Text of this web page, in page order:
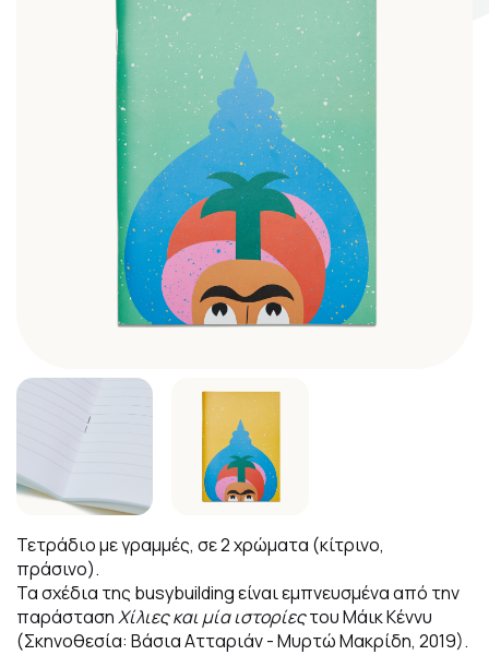
Σκηνογράφοι / Δημιουργοί
Κεντρικό Βιβλιοπωλείο
Πωλητήριο Rex
Πωλητήριο Επίδαυρος
Προτάσεις συνεργασίας
Τρόποι πληρωμής
Αποστολή προϊόντων
Επικοινωνία
Τετράδιο με γραμμές, σε 2 χρώματα (κίτρινο,
πράσινο).
Τα σχέδια της busybuilding είναι εμπνευσμένα από την
παράστασηΧίλιες και μία ιστορίεςτου Μάικ Κέννυ
(Σκηνοθεσία: Βάσια Ατταριάν - Μυρτώ Μακρίδη, 2019).